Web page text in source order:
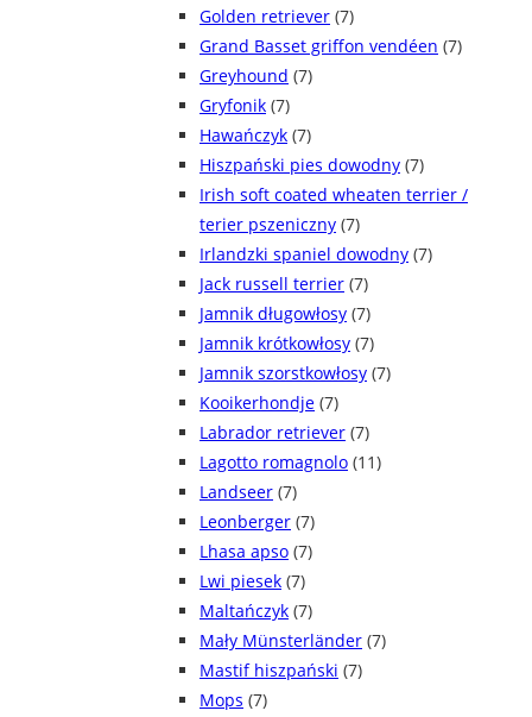
Golden retriever (7)
Grand Basset griffon vendéen (7)
Greyhound (7)
Gryfonik (7)
Hawańczyk (7)
Hiszpański pies dowodny (7)
Irish soft coated wheaten terrier /
terier pszeniczny (7)
Irlandzki spaniel dowodny (7)
Jack russell terrier (7)
Jamnik długowłosy (7)
Jamnik krótkowłosy (7)
Jamnik szorstkowłosy (7)
Kooikerhondje (7)
Labrador retriever (7)
Lagotto romagnolo (11)
Landseer (7)
Leonberger (7)
Lhasa apso (7)
Lwi piesek (7)
Maltańczyk (7)
Mały Münsterländer (7)
Mastif hiszpański (7)
Mops (7)